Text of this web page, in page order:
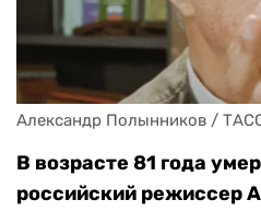
Александр Полынников /
В возрасте 81 года
российский режиссер